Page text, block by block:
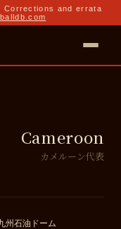
Corrections and errata
Cameroon
カメルーン代表
州石油ドーム